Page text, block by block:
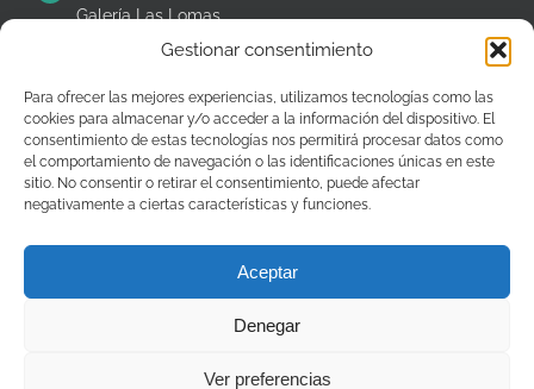
Gestionar consentimiento
Para ofrecer las mejores experiencias, utilizamos tecnologías como las
cookies para almacenar y/o acceder a la información del dispositivo. El
consentimiento de estas tecnologías nos permitirá procesar datos como
el comportamiento de navegación o las identificaciones únicas en este
sitio. No consentir o retirar el consentimiento, puede afectar
negativamente a ciertas características y funciones.
Aceptar
Denegar
Ver preferencias
Galería Las Lomas
Puestos 14,15 y 16
28935 – Madrid – España
+34 91 646 26 97
pedidos@carniceriasjuanortiz.com
Copyright © Carnicerías Ortíz |Información